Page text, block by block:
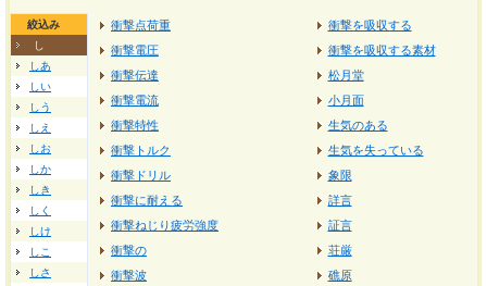
絞込み
し
しあ
しい
しう
しえ
しお
しか
しき
しく
しけ
しこ
しさ
衝撃点荷重
衝撃電圧
衝撃伝達
衝撃電流
衝撃特性
衝撃トルク
衝撃ドリル
衝撃に耐える
衝撃ねじり疲労強度
衝撃の
衝撃波
衝撃を吸収する
衝撃を吸収する素材
松月堂
小月面
生気のある
生気を失っている
象限
詳言
証言
荘厳
礁原